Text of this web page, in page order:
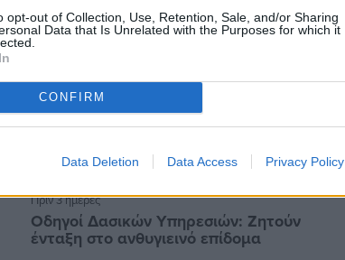
opt-out of Collection, Use, Retention, Sale, and/or Sharing
Data that Is Unrelated with the Purposes for which it
CONFIRM
Data Deletion Data Access Privacy Policy
Πριν 3 ημέρες
Οδηγοί Δασικών Υπηρεσιών: Ζητούν
ένταξη στο ανθυγιεινό επίδομα